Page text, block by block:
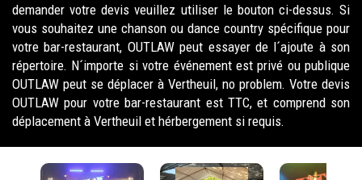
demander votre devis veuillez utiliser le bouton ci-dessus. Si
vous souhaitez une chanson ou dance country spécifique pour
votre bar-restaurant, OUTLAW peut essayer de l´ajoute à son
répertoire. N´importe si votre événement est privé ou publique
OUTLAW peut se déplacer à Vertheuil, no problem. Votre devis
OUTLAW pour votre bar-restaurant est TTC, et comprend son
déplacement à Vertheuil et hérbergement si requis.